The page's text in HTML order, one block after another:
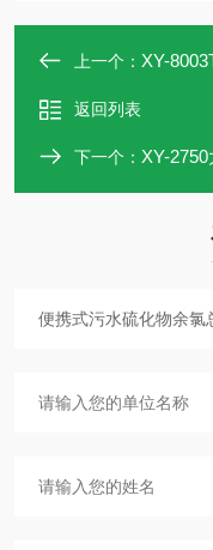
上一个： XY-
返回列表
下一个： XY-